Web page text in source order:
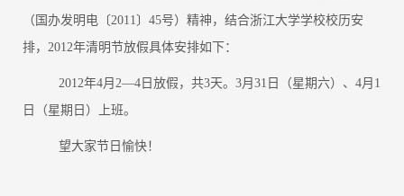
（国办发明电〔2011〕45号）精神，结合浙江大学学校校历安
排，2012年清明节放假具体安排如下：
2012年4月2—4日放假，共3天。3月31日（星期六）、4月1
日（星期日）上班。
望大家节日愉快！